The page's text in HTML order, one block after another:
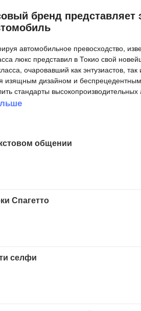
бренд представляет
автомобильное превосходство,
люкс представил в Токио свой
очаровавший как энтузиастов,
изящным дизайном и
стандарты
общении
Спагетто
селфи